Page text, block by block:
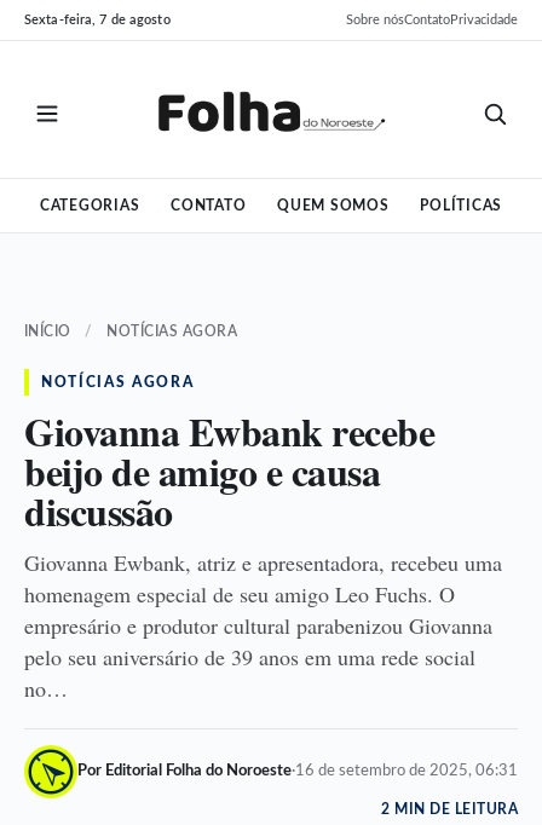
Pular
para
Pular
para
Sexta-feira, 7 de agosto Sobre nósContatoPrivacidade
CATEGORIAS CONTATO QUEM SOMOS POLÍTICAS
INÍCIO / NOTÍCIAS AGORA
NOTÍCIAS AGORA
Giovanna Ewbank recebe
beijo de amigo e causa
discussão
Giovanna Ewbank, atriz e apresentadora, recebeu uma
homenagem especial de seu amigo Leo Fuchs. O
empresário e produtor cultural parabenizou Giovanna
pelo seu aniversário de 39 anos em uma rede social
no…
Por Editorial Folha do Noroeste·16 de setembro de 2025, 06:31
2 MIN DE LEITURA